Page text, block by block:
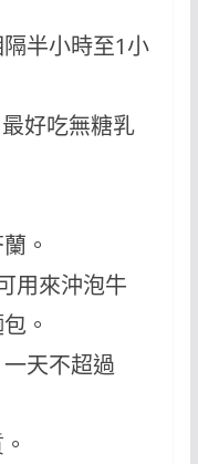
半小時至1小
好吃無糖乳
。
用來沖泡牛
。
天不超過